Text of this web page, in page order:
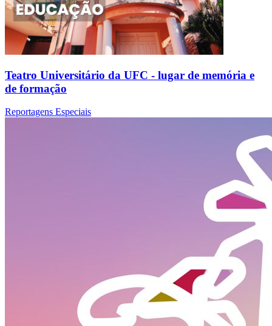
Teatro Universitário da UFC - lugar de memória e
de formação
Reportagens Especiais